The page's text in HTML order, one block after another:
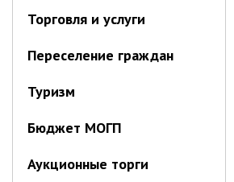
Торговля и услуги
Переселение граждан
Туризм
Бюджет МОГП
Аукционные торги